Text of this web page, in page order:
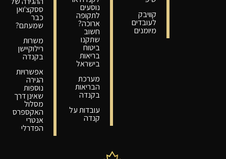
קוויבק
לעובדים
מיומנים
נוסעים
לתקופה
ארוכה?
חשוב
שתקנו
ביטוח
בריאות
בישראל
מערכת
הבריאות
בקנדה
עובדות על
קנדה
ססקצ'ואן
כבר
שמעתם?
משרות
רילוקיישן
בקנדה
אפשרויות
הגירה
נוספות
שאינן דרך
מסלול
האקספרס
אנטרי
הפדרלי